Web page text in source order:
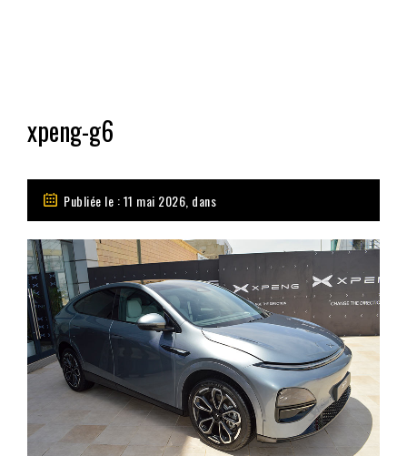
xpeng-g6
Publiée le : 11 mai 2026, dans